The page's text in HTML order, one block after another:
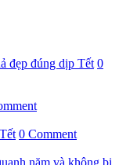
đẹp đúng dịp Tết 0
0 Comment
năm và không bị